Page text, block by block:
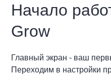
Начало
Grow
Главный экран - ваш
Переходим в настройки